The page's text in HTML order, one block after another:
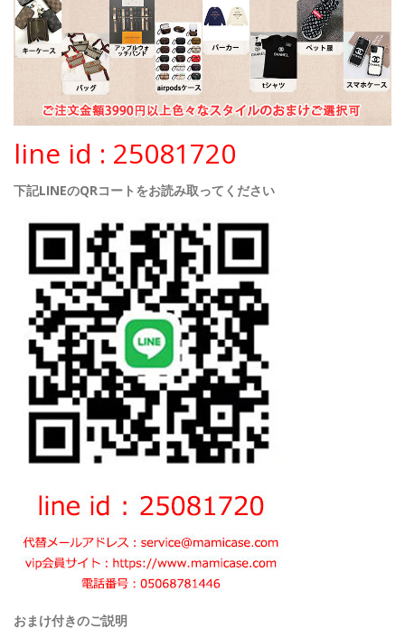
line id : 25081720
下記LINEのQRコートをお読み取ってください
おまけ付きのご説明